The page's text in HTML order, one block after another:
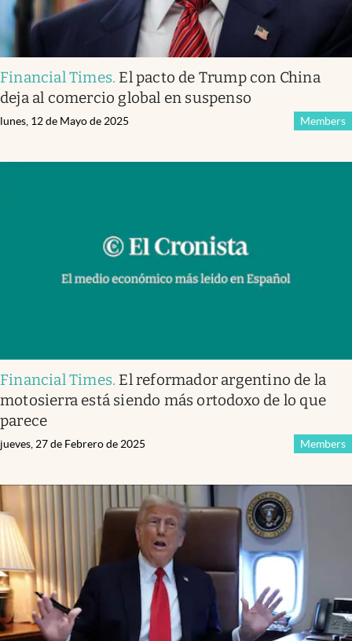
Financial Times. El pacto de Trump con China
deja al comercio global en suspenso
Members
lunes, 12 de Mayo de 2025
Financial Times. El reformador argentino de la
motosierra está siendo más ortodoxo de lo que
parece
Members
jueves, 27 de Febrero de 2025